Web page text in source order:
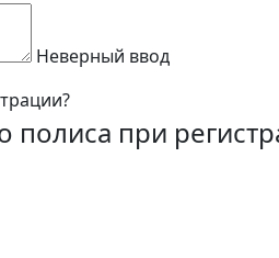
Неверный ввод
полиса при